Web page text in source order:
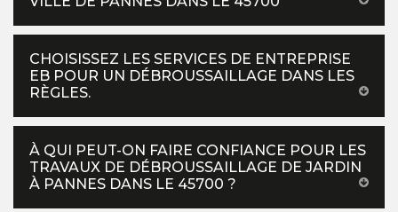
CHOISISSEZ LES SERVICES DE ENTREPRISE
EB POUR UN DÉBROUSSAILLAGE DANS LES
RÈGLES.
À QUI PEUT-ON FAIRE CONFIANCE POUR LES
TRAVAUX DE DÉBROUSSAILLAGE DE JARDIN
À PANNES DANS LE 45700 ?